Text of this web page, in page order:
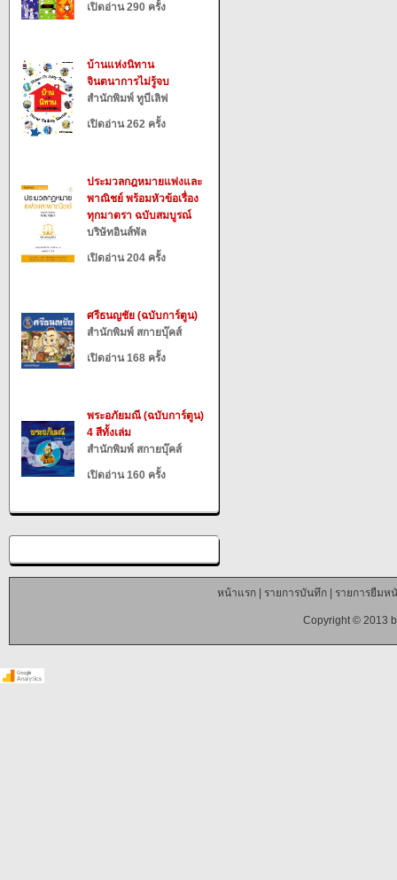
เปิดอ่าน 290 ครั้ง
บ้านแห่งนิทาน
จินตนาการไม่รู้จบ
สำนักพิมพ์ ทูบีเลิฟ
เปิดอ่าน 262 ครั้ง
ประมวลกฎหมายแพ่งและ
พาณิชย์ พร้อมหัวข้อเรื่อง
ทุกมาตรา ฉบับสมบูรณ์
บริษัทอินส์พัล
เปิดอ่าน 204 ครั้ง
ศรีธนญชัย (ฉบับการ์ตูน)
สำนักพิมพ์ สกายบุ๊คส์
เปิดอ่าน 168 ครั้ง
พระอภัยมณี (ฉบับการ์ตูน)
4 สีทั้งเล่ม
สำนักพิมพ์ สกายบุ๊คส์
เปิดอ่าน 160 ครั้ง
หน้าแรก| รายการบันทึก| รายการยืมห
Copyright © 2013